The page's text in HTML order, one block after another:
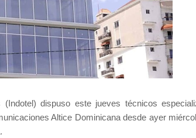
dispuso este jueves técnicos
Altice Dominicana desde ayer